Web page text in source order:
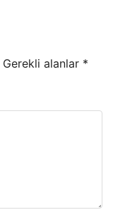
Gerekli alanlar *